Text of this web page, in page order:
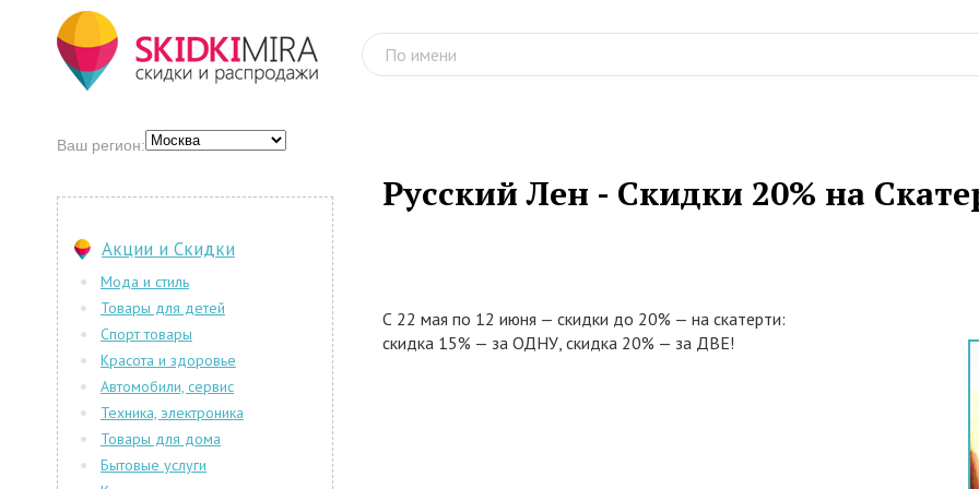
Русский Лен - Скидки 20% на
С 22 мая по 12 июня — скидки до 20% — на скатерти:
скидка 15% — за ОДНУ, скидка 20% — за ДВЕ!
Ваш регион:
Акции и Скидки
Мода и стиль
Товары для детей
Спорт товары
Красота и здоровье
Автомобили, сервис
Техника, электроника
Товары для дома
Бытовые услуги